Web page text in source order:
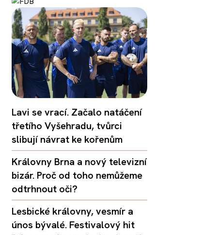
Lavi se vrací. Začalo natáčení
třetího Vyšehradu, tvůrci
slibují návrat ke kořenům
Královny Brna a nový televizní
bizár. Proč od toho nemůžeme
odtrhnout oči?
Lesbické královny, vesmír a
únos bývalé. Festivalový hit